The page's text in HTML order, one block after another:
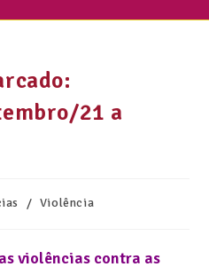
21 a
/ Violência